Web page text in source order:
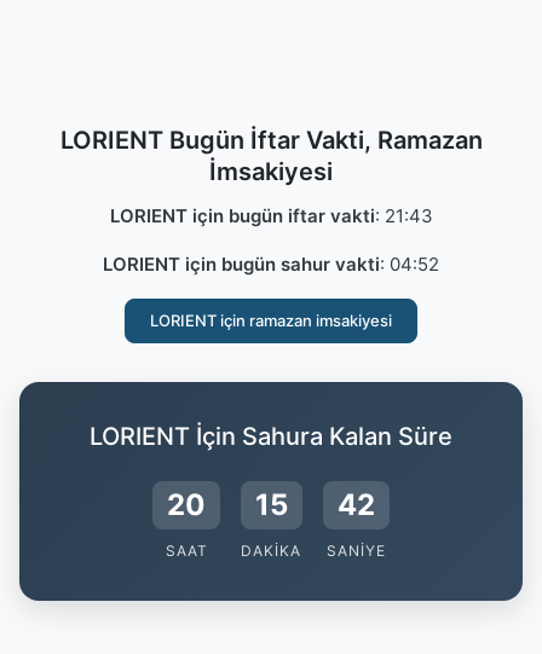
LORIENT Bugün İftar Vakti, Ramazan
İmsakiyesi
LORIENT için bugün iftar vakti: 21:43
LORIENT için bugün sahur vakti: 04:52
LORIENT için ramazan imsakiyesi
LORIENT İçin Sahura Kalan Süre
20
SAAT
15
DAKIKA
42
SANIYE